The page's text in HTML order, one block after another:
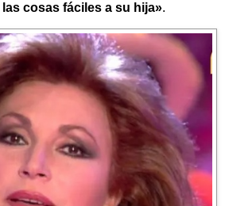
cosas fáciles a su hija».